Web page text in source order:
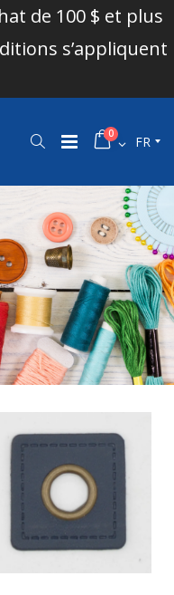
de 100 $ et plus
s’appliquent
0 FR